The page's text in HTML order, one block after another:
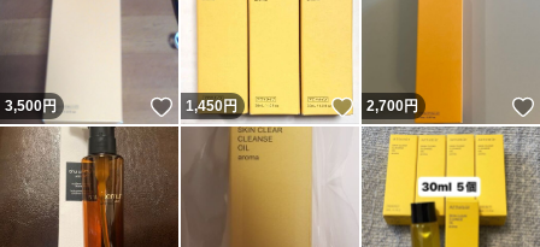
3,500円 いいね！
1,450円 いいね！
2,700円